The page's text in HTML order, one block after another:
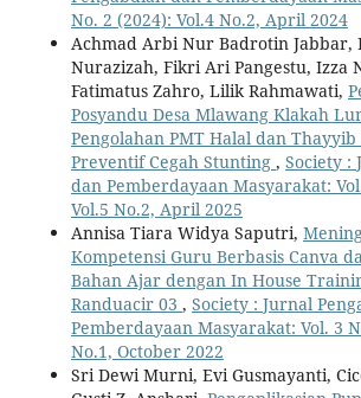
No. 2 (2024): Vol.4 No.2, April 2024
Achmad Arbi Nur Badrotin Jabbar,
Nurazizah, Fikri Ari Pangestu, Izza
Fatimatus Zahro, Lilik Rahmawati,
Posyandu Desa Mlawang Klakah
Pengolahan PMT Halal dan
Preventif Cegah Stunting , Society :
dan Pemberdayaan Masyarakat:
Vol.5 No.2, April 2025
Annisa Tiara Widya Saputri,
Kompetensi Guru Berbasis Canva
Bahan Ajar dengan In House
Randuacir 03 , Society : Jurnal
Pemberdayaan Masyarakat: Vol. 3
No.1, October 2022
Sri Dewi Murni, Evi Gusmayanti,